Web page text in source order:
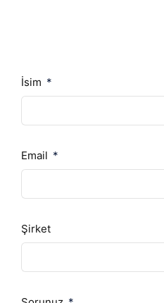
İsim
Email
Şirket